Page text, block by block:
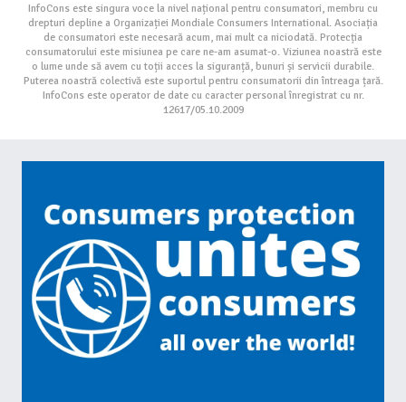
InfoCons este singura voce la nivel național pentru consumatori, membru cu
drepturi depline a Organizației Mondiale Consumers International. Asociația
de consumatori este necesară acum, mai mult ca niciodată. Protecția
consumatorului este misiunea pe care ne-am asumat-o. Viziunea noastră este
o lume unde să avem cu toții acces la siguranță, bunuri și servicii durabile.
Puterea noastră colectivă este suportul pentru consumatorii din întreaga țară.
InfoCons este operator de date cu caracter personal înregistrat cu nr.
12617/05.10.2009